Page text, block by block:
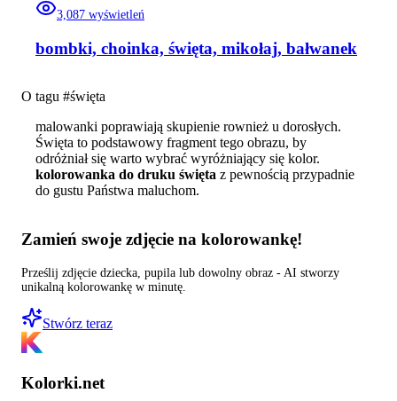
3,087 wyświetleń
bombki, choinka, święta, mikołaj, bałwanek
O tagu #święta
malowanki poprawiają skupienie rownież u dorosłych.
Święta to podstawowy fragment tego obrazu, by
odróżniał się warto wybrać wyróżniający się kolor.
kolorowanka do druku święta z pewnością przypadnie
do gustu Państwa maluchom.
Zamień swoje zdjęcie na kolorowankę!
Prześlij zdjęcie dziecka, pupila lub dowolny obraz - AI stworzy
unikalną kolorowankę w minutę.
Stwórz teraz
Kolorki.net